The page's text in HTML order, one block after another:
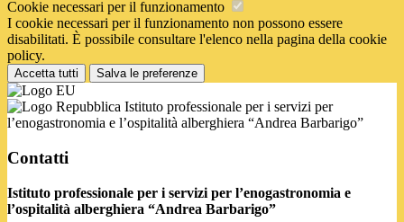
Cookie necessari per il funzionamento
I cookie necessari per il funzionamento non possono essere
disabilitati. È possibile consultare l'elenco nella pagina della cookie
policy.
Accetta tutti Salva le preferenze
Istituto professionale per i servizi per
l’enogastronomia e l’ospitalità alberghiera “Andrea Barbarigo”
Contatti
Istituto professionale per i servizi per l’enogastronomia e
l’ospitalità alberghiera “Andrea Barbarigo”